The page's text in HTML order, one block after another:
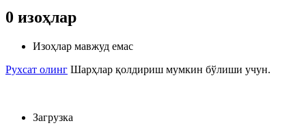
0 изоҳлар
Изоҳлар мавжуд емас
Рухсат олинг Шарҳлар қолдириш мумкин бўлиши учун.
Загрузка